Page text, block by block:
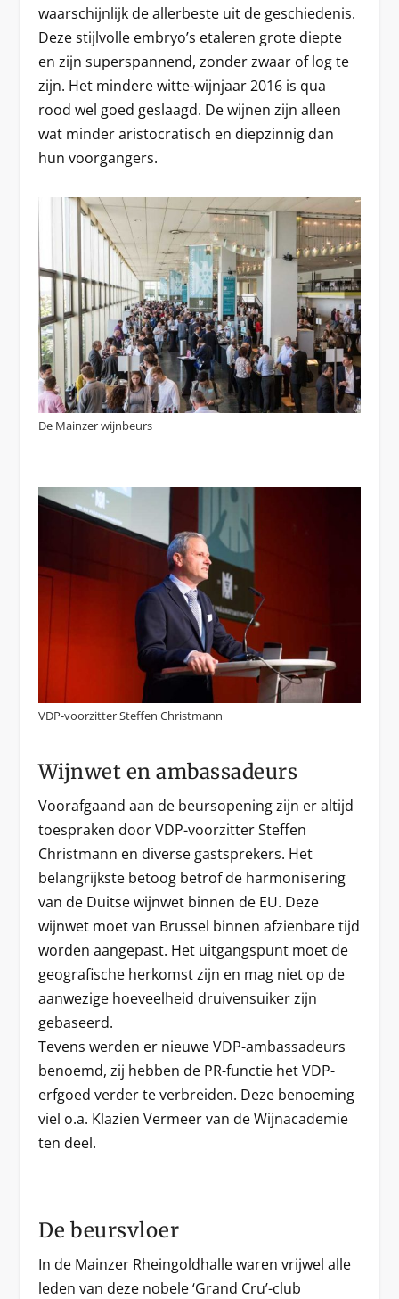
waarschijnlijk de allerbeste uit de geschiedenis.
Deze stijlvolle embryo’s etaleren grote diepte
en zijn superspannend, zonder zwaar of log te
zijn. Het mindere witte-wijnjaar 2016 is qua
rood wel goed geslaagd. De wijnen zijn alleen
wat minder aristocratisch en diepzinnig dan
hun voorgangers.
De Mainzer wijnbeurs
VDP-voorzitter Steffen Christmann
Wijnwet en ambassadeurs
Voorafgaand aan de beursopening zijn er altijd
toespraken door VDP-voorzitter Steffen
Christmann en diverse gastsprekers. Het
belangrijkste betoog betrof de harmonisering
van de Duitse wijnwet binnen de EU. Deze
wijnwet moet van Brussel binnen afzienbare tijd
worden aangepast. Het uitgangspunt moet de
geografische herkomst zijn en mag niet op de
aanwezige hoeveelheid druivensuiker zijn
gebaseerd.
Tevens werden er nieuwe VDP-ambassadeurs
benoemd, zij hebben de PR-functie het VDP-
erfgoed verder te verbreiden. Deze benoeming
viel o.a. Klazien Vermeer van de Wijnacademie
ten deel.
De beursvloer
In de Mainzer Rheingoldhalle waren vrijwel alle
leden van deze nobele ‘Grand Cru’-club